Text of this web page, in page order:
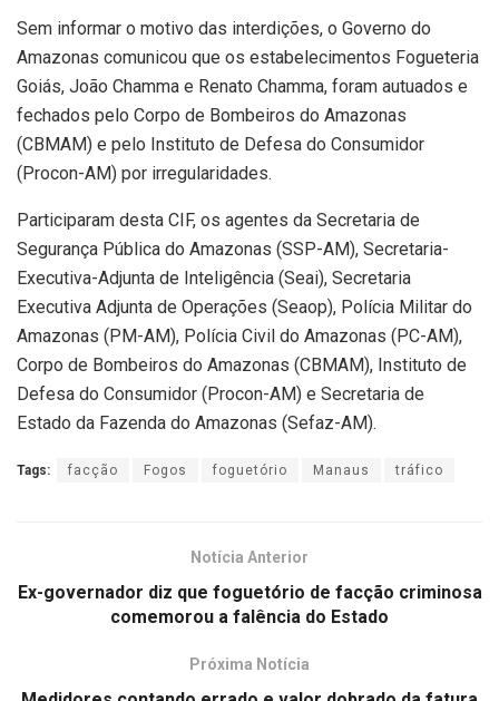
Sem informar o motivo das interdições, o Governo do
Amazonas comunicou que os estabelecimentos Fogueteria
Goiás, João Chamma e Renato Chamma, foram autuados e
fechados pelo Corpo de Bombeiros do Amazonas
(CBMAM) e pelo Instituto de Defesa do Consumidor
(Procon-AM) por irregularidades.
Participaram desta CIF, os agentes da Secretaria de
Segurança Pública do Amazonas (SSP-AM), Secretaria-
Executiva-Adjunta de Inteligência (Seai), Secretaria
Executiva Adjunta de Operações (Seaop), Polícia Militar do
Amazonas (PM-AM), Polícia Civil do Amazonas (PC-AM),
Corpo de Bombeiros do Amazonas (CBMAM), Instituto de
Defesa do Consumidor (Procon-AM) e Secretaria de
Estado da Fazenda do Amazonas (Sefaz-AM).
Tags: facção Fogos foguetório Manaus tráfico
Notícia Anterior
Ex-governador diz que foguetório de facção criminosa
comemorou a falência do Estado
Próxima Notícia